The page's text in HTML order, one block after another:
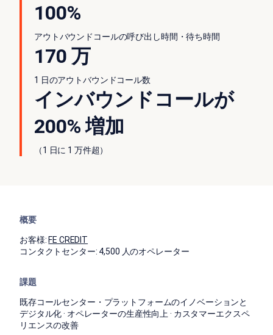
100%
アウトバウンドコールの呼び出し時間・待ち時間
170 万
1 日のアウトバウンドコール数
インバウンドコールが
200% 増加
（1 日に 1 万件超）
概要
お客様: FE CREDIT
コンタクトセンター: 4,500 人のオペレーター
課題
既存コールセンター・プラットフォームのイノベーションと
デジタル化 · オペレーターの生産性向上 · カスタマーエクスペ
リエンスの改善